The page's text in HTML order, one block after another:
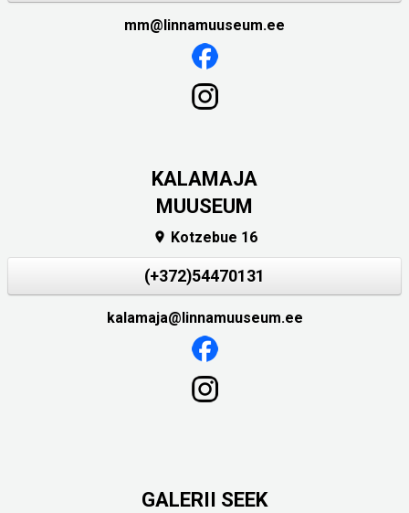
mm@linnamuuseum.ee
KALAMAJA
MUUSEUM
 Kotzebue 16
(+372)54470131
kalamaja@linnamuuseum.ee
GALERII SEEK